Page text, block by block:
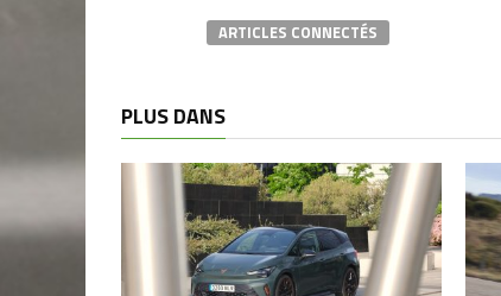
ARTICLES CONNECTÉS
PLUS DANS